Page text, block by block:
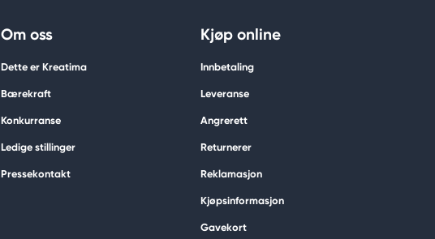
Om oss
Dette er Kreatima
Bærekraft
Konkurranse
Ledige stillinger
Pressekontakt
Kjøp online
Innbetaling
Leveranse
Angrerett
Returnerer
Reklamasjon
Kjøpsinformasjon
Gavekort